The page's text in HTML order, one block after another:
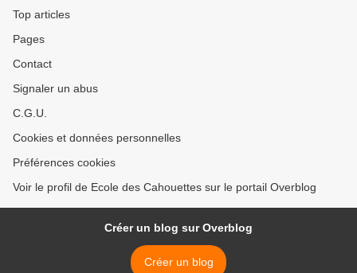
Top articles
Pages
Contact
Signaler un abus
C.G.U.
Cookies et données personnelles
Préférences cookies
Voir le profil de Ecole des Cahouettes sur le portail Overblog
Créer un blog sur Overblog
Créer un blog